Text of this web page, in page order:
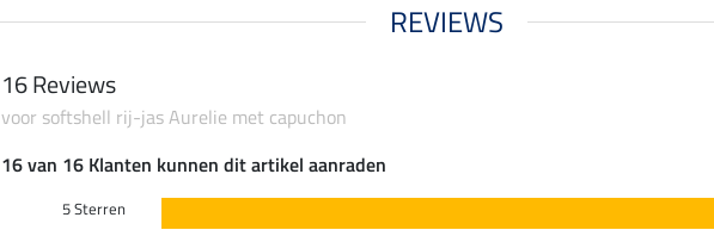
REVIEWS
16 Reviews
voor softshell rij-jas Aurelie met capuchon
16 van 16 Klanten kunnen dit artikel aanraden
5 Sterren